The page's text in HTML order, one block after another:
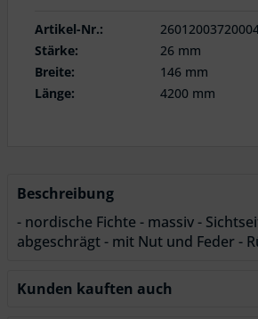
Artikel-Nr.:
Stärke:
26 mm
Breite:
146 mm
Länge:
4200 mm
Beschreibung
- nordische Fichte - massiv -
abgeschrägt - mit Nut und Feder -
Kunden kauften auch